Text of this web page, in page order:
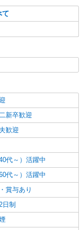
】
部
※経験・資格により異
あり
て
新卒歓迎
歓迎
代～）活躍中
代～）活躍中
賞与あり
日制